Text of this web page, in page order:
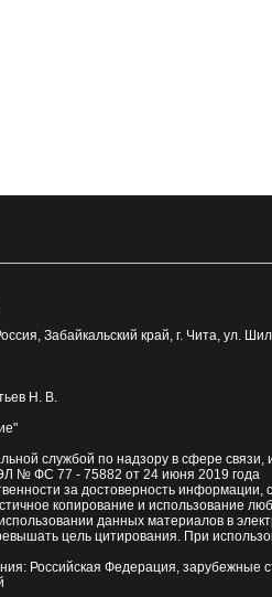
Забайкальский край, г. Чита, ул.
Н. В.
службой по надзору в сфере
№ ФС 77 - 75882 от 24 июня 2019 года
за достоверность
копирование и использование
данных материалов в
цель цитирования. При
Российская Федерация, зарубежные